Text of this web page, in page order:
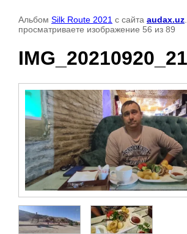
Альбом Silk Route 2021 с сайта audax.uz
просматриваете изображение 56 из 89